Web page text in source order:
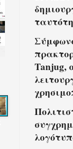
Tanjug,